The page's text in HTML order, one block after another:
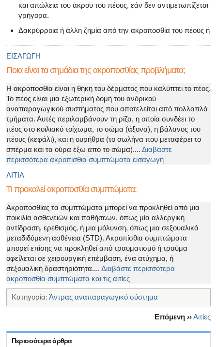
και απώλεια του άκρου του πέους, εάν δεν αντιμετωπίζεται
γρήγορα.
Δακρύρροια ή άλλη ζημία από την ακροποσθία του πέους ή
ΕΙΣΑΓΩΓΗ
Ποια είναι τα σημάδια της ακροποσθίας προβλήματα;
Η ακροποσθία είναι η θήκη του δέρματος που καλύπτει το πέος.
Το πέος είναι μια εξωτερική δομή του ανδρικού
αναπαραγωγικού συστήματος που αποτελείται από πολλαπλά
τμήματα. Αυτές περιλαμβάνουν τη ρίζα, η οποία συνδέει το
πέος στο κοιλιακό τοίχωμα, το σώμα (άξονα), η βάλανος του
πέους (κεφάλι), και η ουρήθρα (το σωλήνα που μεταφέρει το
σπέρμα και τα ούρα έξω από το σώμα).... Διαβάστε
περισσότερα ακροπίσθια συμπτώματα εισαγωγή
ΑΙΤΙΑ
Τι προκαλεί ακροποσθία συμπτώματα;
Ακροποσθίας τα συμπτώματα μπορεί να προκληθεί από μια
ποικιλία ασθενειών και παθήσεων, όπως μία αλλεργική
αντίδραση, ερεθισμός, ή μια μόλυνση, όπως μια σεξουαλικά
μεταδιδόμενη ασθένεια (STD). Ακροπίσθια συμπτώματα
μπορεί επίσης να προκληθεί από τραυματισμό ή τραύμα
οφείλεται σε χειρουργική επέμβαση, ένα ατύχημα, ή
σεξουαλική δραστηριότητα.... Διαβάστε περισσότερα
ακροποσθία συμπτώματα και τις αιτίες
Κατηγορία: Άντρας αναπαραγωγικό σύστημα
Επόμενη ››Αιτίες
Περισσότερα άρθρα